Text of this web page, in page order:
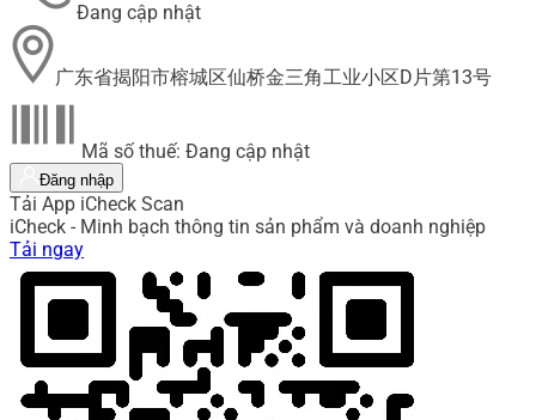
Đang cập nhật
广东省揭阳市榕城区仙桥金三角工业小区D片第13号
Mã số thuế: Đang cập nhật
Đăng nhập
Tải App iCheck Scan
iCheck - Minh bạch thông tin sản phẩm và doanh nghiệp
Tải ngay